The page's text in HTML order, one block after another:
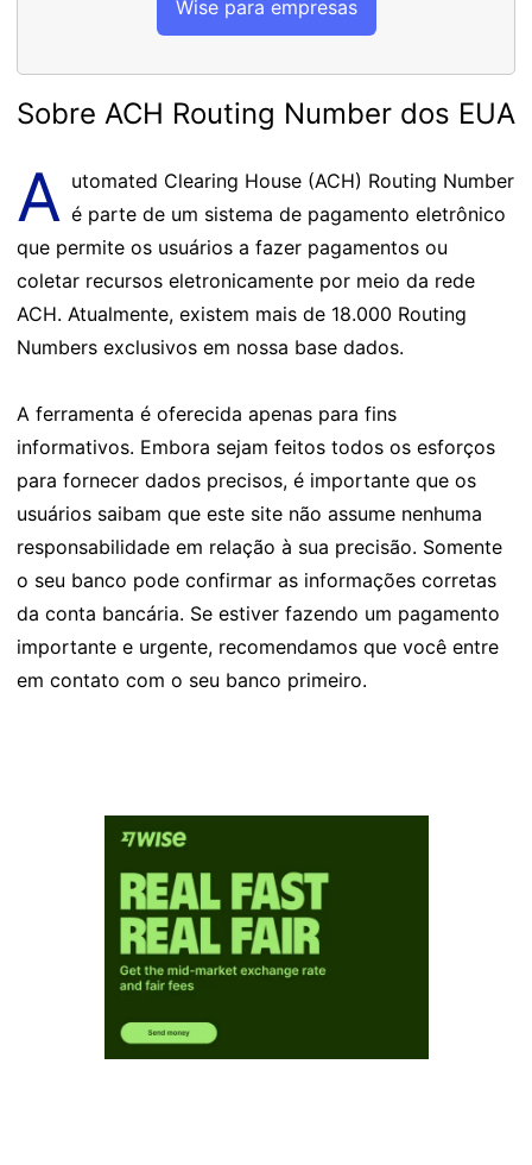
Wise para empresas
Sobre ACH Routing Number dos EUA
A utomated Clearing House (ACH) Routing Number
é parte de um sistema de pagamento eletrônico
que permite os usuários a fazer pagamentos ou
coletar recursos eletronicamente por meio da rede
ACH. Atualmente, existem mais de 18.000 Routing
Numbers exclusivos em nossa base dados.
A ferramenta é oferecida apenas para fins
informativos. Embora sejam feitos todos os esforços
para fornecer dados precisos, é importante que os
usuários saibam que este site não assume nenhuma
responsabilidade em relação à sua precisão. Somente
o seu banco pode confirmar as informações corretas
da conta bancária. Se estiver fazendo um pagamento
importante e urgente, recomendamos que você entre
em contato com o seu banco primeiro.